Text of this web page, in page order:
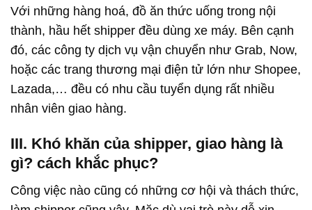
Với những hàng hoá, đồ ăn thức uống trong nội
thành, hầu hết shipper đều dùng xe máy. Bên cạnh
đó, các công ty dịch vụ vận chuyển như Grab, Now,
hoặc các trang thương mại điện tử lớn như Shopee,
Lazada,… đều có nhu cầu tuyển dụng rất nhiều
nhân viên giao hàng.
III. Khó khăn của shipper, giao hàng là
gì? cách khắc phục?
Công việc nào cũng có những cơ hội và thách thức,